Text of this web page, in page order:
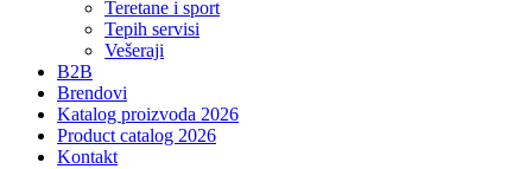
Teretane i sport
Tepih servisi
Vešeraji
B2B
Brendovi
Katalog proizvoda 2026
Product catalog 2026
Kontakt